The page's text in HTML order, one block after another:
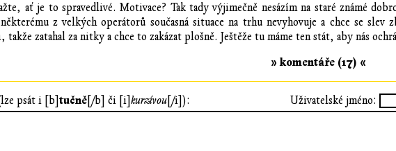
ať je to spravedlivé. Motivace? Tak tady výjimečně nesázím na staré známé
z velkých operátorů současná situace na trhu nevyhovuje a chce se
takže zatahal za nitky a chce to zakázat plošně. Ještěže tu máme ten stát, aby nás
» komentáře (17) «
Uživatelské jméno:
psát i [b] tučně [/b] či [i] kurzívou [/i]):